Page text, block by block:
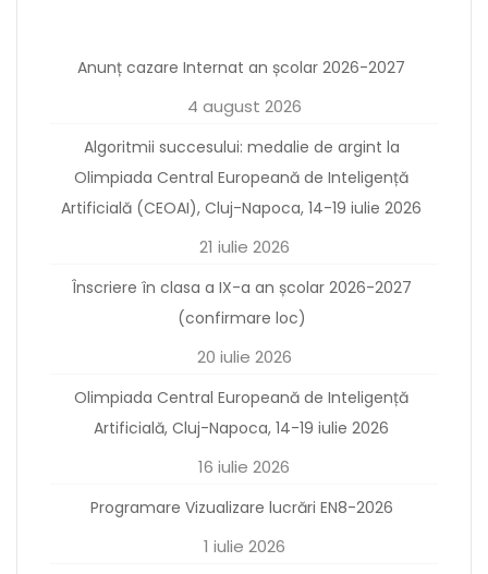
Anunț cazare Internat an școlar 2026-2027
4 august 2026
Algoritmii succesului: medalie de argint la
Olimpiada Central Europeană de Inteligență
Artificială (CEOAI), Cluj-Napoca, 14-19 iulie 2026
21 iulie 2026
Înscriere în clasa a IX-a an școlar 2026-2027
(confirmare loc)
20 iulie 2026
Olimpiada Central Europeană de Inteligență
Artificială, Cluj-Napoca, 14-19 iulie 2026
16 iulie 2026
Programare Vizualizare lucrări EN8-2026
1 iulie 2026